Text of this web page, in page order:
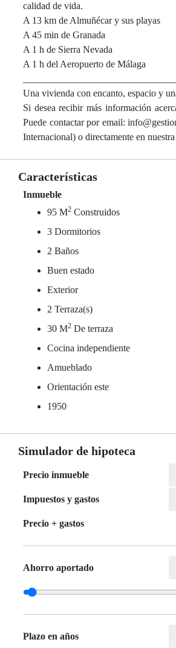
calidad de vida.
A 13 km de Almuñécar y sus playas
A 45 min de Granada
A 1 h de Sierra Nevada
A 1 h del Aeropuerto de Málaga
Una vivienda con encanto, espacio y
Si desea recibir más información
Puede contactar por email:
Internacional) o directamente en
Características
Inmueble
95 M2 Construidos
3 Dormitorios
2 Baños
Buen estado
Exterior
2 Terraza(s)
30 M2 De terraza
Cocina independiente
Amueblado
Orientación este
1950
Simulador de hipoteca
Precio inmueble
Impuestos y gastos
Precio + gastos
Ahorro aportado
Plazo en años